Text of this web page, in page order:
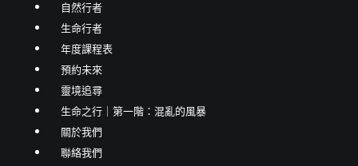
自然行者
生命行者
年度課程表
預約未來
靈境追尋
生命之行｜第一階：混亂的風暴
關於我們
聯絡我們